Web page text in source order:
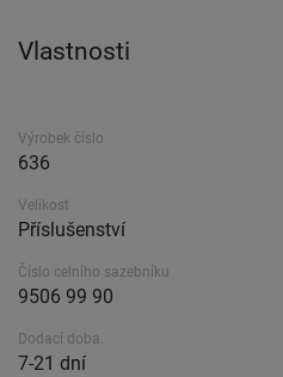
Vlastnosti
Výrobek číslo
636
Velikost
Příslušenství
Číslo celního sazebníku
9506 99 90
Dodací doba.
7-21 dní